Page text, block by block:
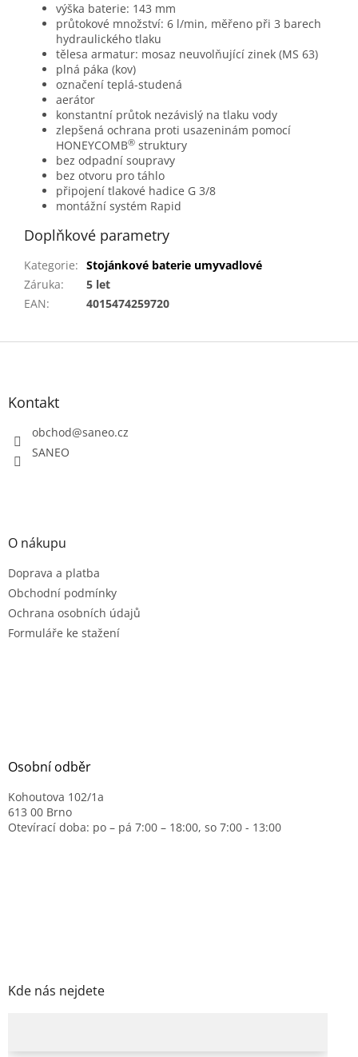
výška baterie: 143 mm
průtokové množství: 6 l/min, měřeno při 3 barech
hydraulického tlaku
tělesa armatur: mosaz neuvolňující zinek (MS 63)
plná páka (kov)
označení teplá-studená
aerátor
konstantní průtok nezávislý na tlaku vody
zlepšená ochrana proti usazeninám pomocí
HONEYCOMB® struktury
bez odpadní soupravy
bez otvoru pro táhlo
připojení tlakové hadice G 3/8
montážní systém Rapid
Doplňkové parametry
Kategorie: Stojánkové baterie umyvadlové
Záruka:
5 let
EAN: 4015474259720
Z
Kontakt
obchod@saneo.cz
SANEO
O nákupu
Doprava a platba
Obchodní podmínky
Ochrana osobních údajů
Formuláře ke stažení
Osobní odběr
Kohoutova 102/1a
613 00 Brno
Otevírací doba: po – pá 7:00 – 18:00, so 7:00 - 13:00
Kde nás nejdete